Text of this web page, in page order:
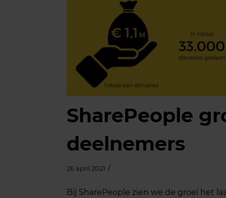
SharePeople
deelnemers
26 april 2021 /
Bij SharePeople zien we de groei het